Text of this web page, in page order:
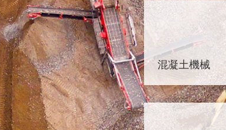
混凝土機械